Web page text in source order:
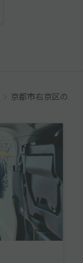
京都市右京区の駐